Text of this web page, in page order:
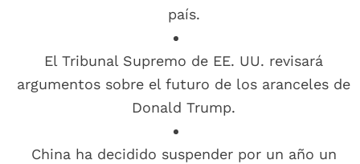
país.
El Tribunal Supremo de EE. UU. revisará
argumentos sobre el futuro de los aranceles de
Donald Trump.
China ha decidido suspender por un año un